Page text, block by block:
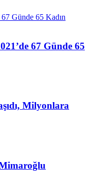
67 Günde 65
Milyonlara